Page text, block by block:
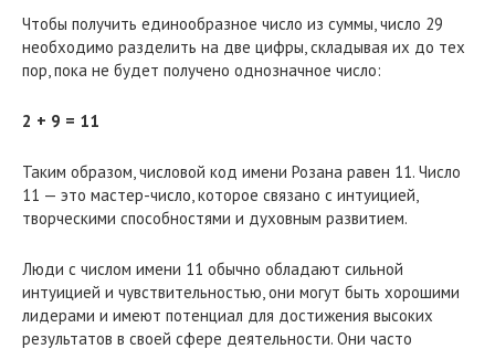
Чтобы получить единообразное число из суммы, число 29
необходимо разделить на две цифры, складывая их до тех
пор, пока не будет получено однозначное число:
2 + 9 = 11
Таким образом, числовой код имени Розана равен 11. Число
11 — это мастер-число, которое связано с интуицией,
творческими способностями и духовным развитием.
Люди с числом имени 11 обычно обладают сильной
интуицией и чувствительностью, они могут быть хорошими
лидерами и имеют потенциал для достижения высоких
результатов в своей сфере деятельности. Они часто